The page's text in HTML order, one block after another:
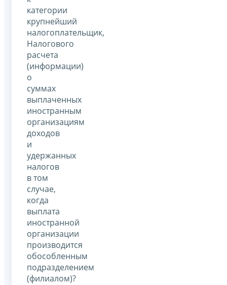
категории
крупнейший
налогоплательщик,
Налогового
расчета
(информации)
о
суммах
выплаченных
иностранным
организациям
доходов
и
удержанных
налогов
в том
случае,
когда
выплата
иностранной
организации
производится
обособленным
подразделением
(филиалом)?